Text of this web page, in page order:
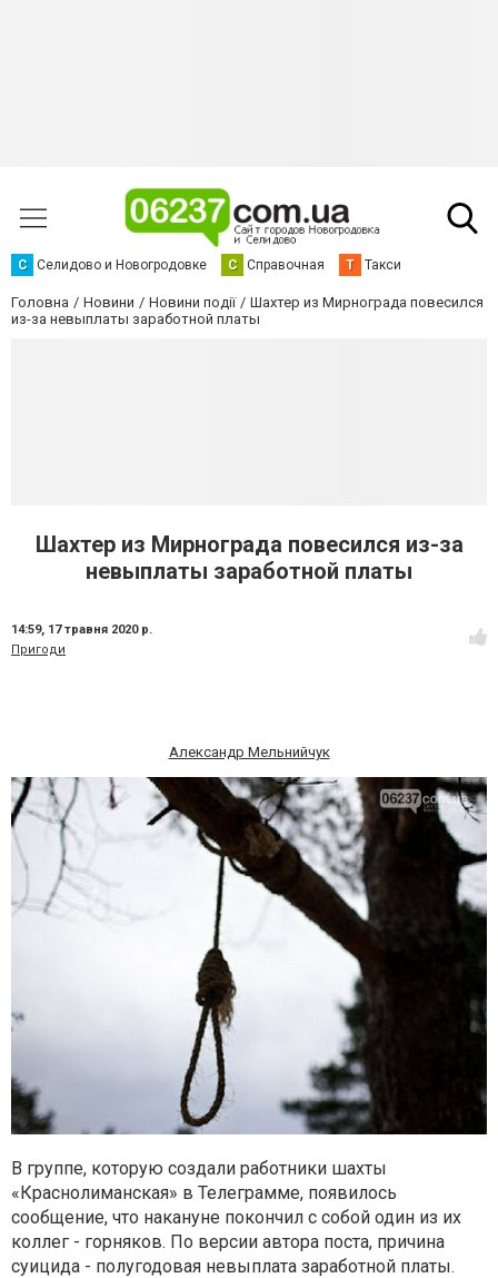
С Селидово и Новогродовке С Справочная Т Такси
Головна Новини Новини події
Шахтер из Мирнограда повесился
из-за невыплаты заработной платы
Шахтер из Мирнограда повесился из-за
невыплаты заработной платы
14:59, 17 травня 2020 р.
Пригоди
Александр Мельнийчук
В группе, которую создали работники шахты
«Краснолиманская» в Телеграмме, появилось
сообщение, что накануне покончил с собой один из их
коллег - горняков. По версии автора поста, причина
суицида - полугодовая невыплата заработной платы.